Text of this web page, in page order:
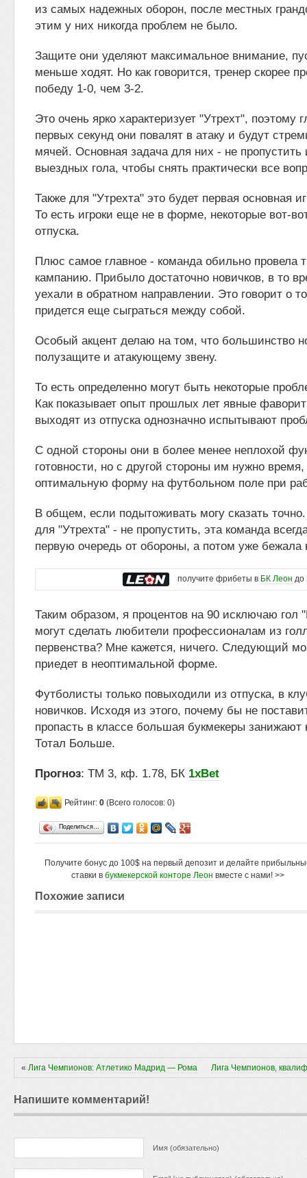
из самых надежных оборон, после местных
этим у них никогда проблем не было.
Защите они уделяют максимальное внимание,
меньше ходят. Но как говорится, тренер скорее
победу 1-0, чем 3-2.
Это очень ярко характеризует "Утрехт", поэтому
первых секунд они повалят в атаку и будут
мячей. Основная задача для них - не пропустить
выездных гола, чтобы снять практически все
Также для "Утрехта" это будет первая основная
То есть игроки еще не в форме, некоторые вот-
отпуска.
Плюс самое главное - команда обильно провела
кампанию. Прибыло достаточно новичков, в то
уехали в обратном направлении. Это говорит о
придется еще сыграться между собой.
Особый акцент делаю на том, что большинство
полузащите и атакующему звену.
То есть определенно могут быть некоторые
Как показывает опыт прошлых лет явные
выходят из отпуска однозначно испытывают
С одной стороны они в более менее неплохой
готовности, но с другой стороны им нужно
оптимальную форму на футбольном поле при
В общем, если подытоживать могу сказать
для "Утрехта" - не пропустить, эта команда
первую очередь от обороны, а потом уже бежала
получите фрибеты в БК Леон до
Таким образом, я процентов на 90 исключаю гол
могут сделать любители профессионалам из
первенства? Мне кажется, ничего. Следующий
приедет в неоптимальной форме.
Футболисты только повыходили из отпуска, в
новичков. Исходя из этого, почему бы не
пропасть в классе большая букмекеры
Тотал Больше.
Прогноз: ТМ 3, кф. 1.78, БК 1xBet
Рейтинг: 0 (Всего голосов: 0)
Поделиться…
Получите бонус до 100$ на первый депозит и делайте
ставки в букмекерской конторе Леон вместе с нами! >>
Похожие записи
« Лига Чемпионов: Атлетико Мадрид — Рома Лига Чемпионов,
Напишите комментарий!
Имя (обязательно)